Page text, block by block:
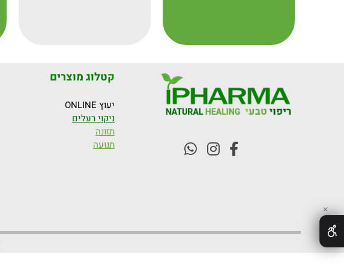
קטלוג מוצרים
יעוץ ONLINE
ניקוי רעלים
תזונה
תנועה
✕